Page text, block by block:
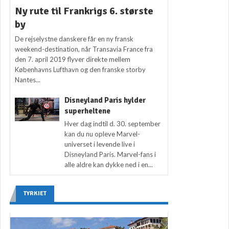
Ny rute til Frankrigs 6. største
by
De rejselystne danskere får en ny fransk
weekend-destination, når Transavia France fra
den 7. april 2019 flyver direkte mellem
Københavns Lufthavn og den franske storby
Nantes...
Disneyland Paris hylder
superheltene
Hver dag indtil d. 30. september
kan du nu opleve Marvel-
universet i levende live i
Disneyland Paris. Marvel-fans i
alle aldre kan dykke ned i en...
TYRKIET